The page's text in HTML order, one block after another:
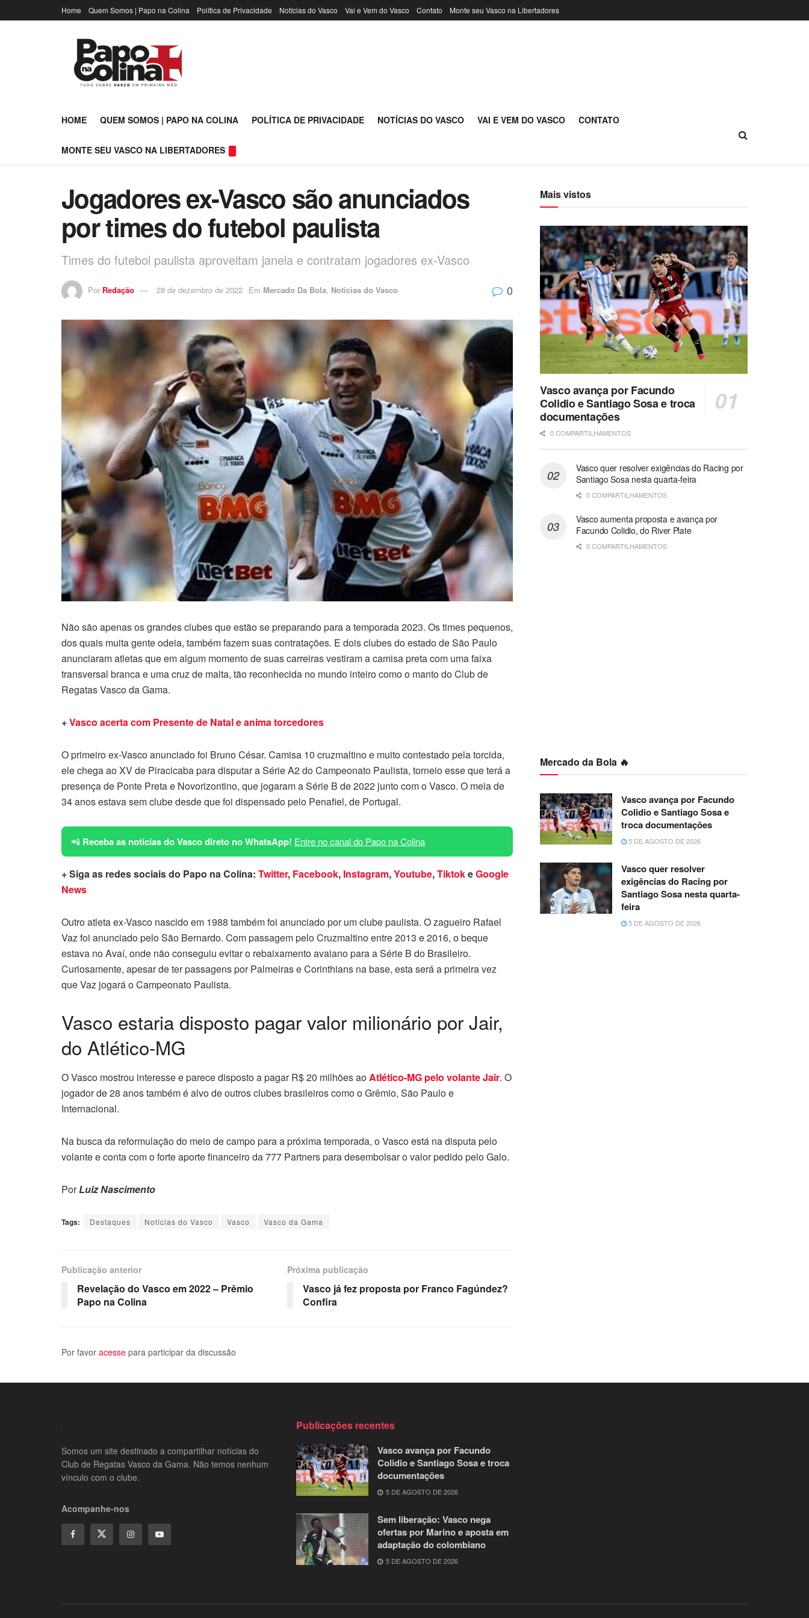
Home Quem Somos | Papo na Colina Política de Privacidade Notícias do Vasco Vai e Vem do Vasco Contato Monte seu Vasco na Libertadores
HOME QUEM SOMOS | PAPO NA COLINA POLÍTICA DE PRIVACIDADE NOTÍCIAS DO VASCO VAI E VEM DO VASCO CONTATO
MONTE SEU VASCO NA LIBERTADORES
Jogadores ex-Vasco são anunciados
por times do futebol paulista
Times do futebol paulista aproveitam janela e contratam jogadores ex-Vasco
Por Redação 28 de dezembro de 2022 Em Mercado Da Bola, Notícias do Vasco 0
Não são apenas os grandes clubes que estão se preparando para a temporada 2023. Os times pequenos,
dos quais muita gente odeia, também fazem suas contratações. E dois clubes do estado de São Paulo
anunciaram atletas que em algum momento de suas carreiras vestiram a camisa preta com uma faixa
transversal branca e uma cruz de malta, tão reconhecida no mundo inteiro como o manto do Club de
Regatas Vasco da Gama.
+Vasco acerta com Presente de Natal e anima torcedores
O primeiro ex-Vasco anunciado foi Bruno César. Camisa 10 cruzmaltino e muito contestado pela torcida,
ele chega ao XV de Piracicaba para disputar a Série A2 do Campeonato Paulista, torneio esse que terá a
presença de Ponte Preta e Novorizontino, que jogaram a Série B de 2022 junto com o Vasco. O meia de
34 anos estava sem clube desde que foi dispensado pelo Penafiel, de Portugal.
📲 Receba as notícias do Vasco direto no WhatsApp! Entre no canal do Papo na Colina
+ Siga as redes sociais do Papo na Colina: Twitter, Facebook, Instagram,Youtube,TiktokeGoogle
News
Outro atleta ex-Vasco nascido em 1988 também foi anunciado por um clube paulista. O zagueiro Rafael
Vaz foi anunciado pelo São Bernardo. Com passagem pelo Cruzmaltino entre 2013 e 2016, o beque
estava no Avaí, onde não conseguiu evitar o rebaixamento avaiano para a Série B do Brasileiro.
Curiosamente, apesar de ter passagens por Palmeiras e Corinthians na base, esta será a primeira vez
que Vaz jogará o Campeonato Paulista.
Vasco estaria disposto pagar valor milionário por Jair,
do Atlético-MG
O Vasco mostrou interesse e parece disposto a pagar R$ 20 milhões aoAtlético-MG pelo volante Jair. O
jogador de 28 anos também é alvo de outros clubes brasileiros como o Grêmio, São Paulo e
Internacional.
Na busca da reformulação do meio de campo para a próxima temporada, o Vasco está na disputa pelo
volante e conta com o forte aporte financeiro da 777 Partners para desembolsar o valor pedido pelo Galo.
PorLuiz Nascimento
Tags: Destaques Notícias do Vasco Vasco Vasco da Gama
Publicação anterior
Revelação do Vasco em 2022 – Prêmio
Papo na Colina
Próxima publicação
Vasco já fez proposta por Franco Fagúndez?
Confira
Por favor acesse para participar da discussão
Mais vistos
Vasco avança por Facundo
Colidio e Santiago Sosa e troca
documentações
0 COMPARTILHAMENTOS
Vasco quer resolver exigências do Racing por
Santiago Sosa nesta quarta-feira
0 COMPARTILHAMENTOS
Vasco aumenta proposta e avança por
Facundo Colidio, do River Plate
0 COMPARTILHAMENTOS
Mercado da Bola 🔥
Vasco avança por Facundo
Colidio e Santiago Sosa e
troca documentações
5 DE AGOSTO DE 2026
Vasco quer resolver
exigências do Racing por
Santiago Sosa nesta quarta-
feira
5 DE AGOSTO DE 2026
Somos um site destinado a compartilhar notícias do
Club de Regatas Vasco da Gama. Não temos nenhum
vínculo com o clube.
Acompanhe-nos
Publicações recentes
Vasco avança por Facundo
Colidio e Santiago Sosa e troca
documentações
5 DE AGOSTO DE 2026
Sem liberação: Vasco nega
ofertas por Marino e aposta em
adaptação do colombiano
5 DE AGOSTO DE 2026